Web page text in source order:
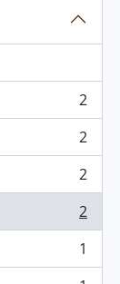
2
2
2
2
1